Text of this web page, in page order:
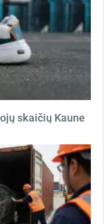
skaičių Kaune